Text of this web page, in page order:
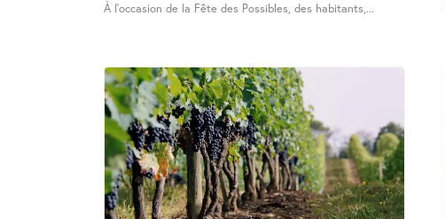
À l’occasion de la Fête des Possibles, des habitants,...